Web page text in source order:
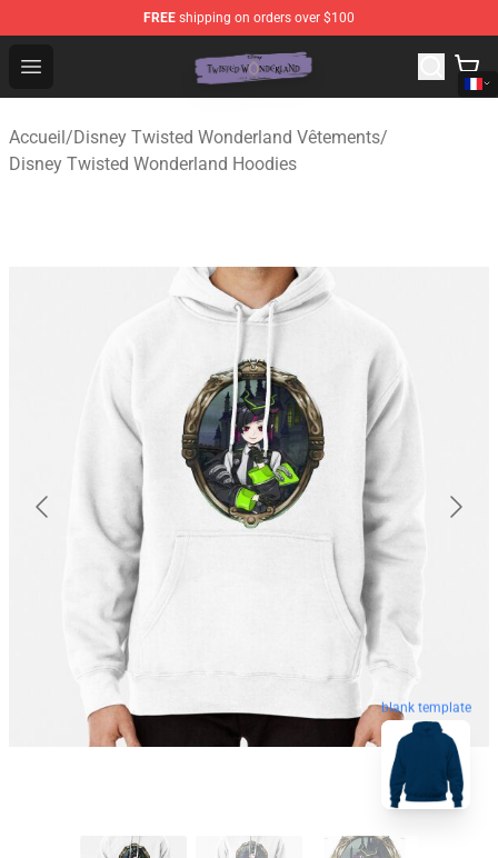
FREE shipping on orders over $100
Open menu
Twisted Wonderland Store - Official Twisted
Accueil/Disney Twisted Wonderland Vêtements/
Disney Twisted Wonderland Hoodies
blank template